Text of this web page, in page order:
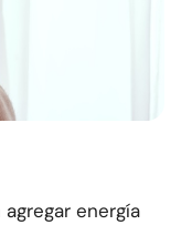
energía